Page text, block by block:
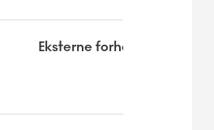
Eksterne forhold